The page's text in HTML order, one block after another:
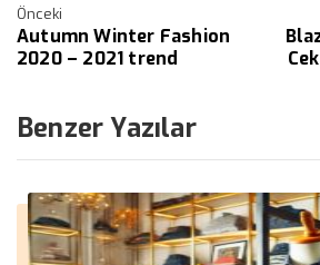
Önceki
Autumn Winter Fashion
2020 – 2021 trend
Benzer Yazılar